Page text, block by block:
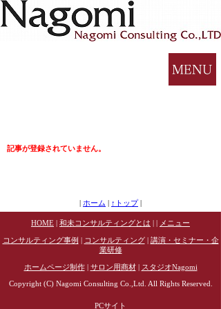
記事が登録されていません。
ホーム ↑トップ|
HOME 和未コンサルティングとは メニュー
コンサルティング事例 コンサルティング| 講演・セミナー・企
業研修
ホームページ制作| サロン用商材| スタジオNagomi
Copyright (C) Nagomi Consulting Co.,Ltd. All Rights Reserved.
PCサイト